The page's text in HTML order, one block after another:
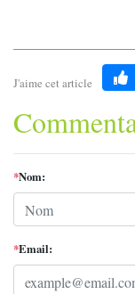
J'aime cet article
*Nom:
*Email: